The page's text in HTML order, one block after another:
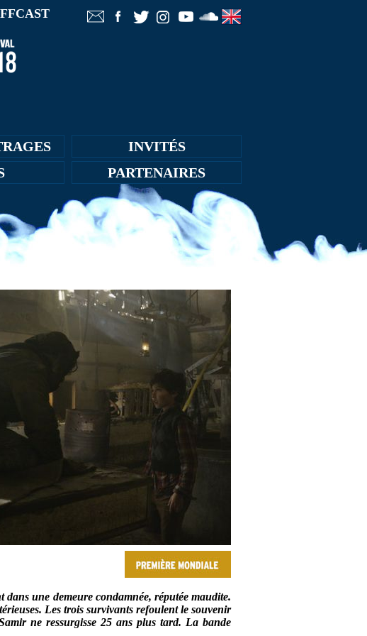
INVITÉS
PARTENAIRES
dans une demeure condamnée, réputée maudite.
Les trois survivants refoulent le souvenir
ne ressurgisse 25 ans plus tard. La bande